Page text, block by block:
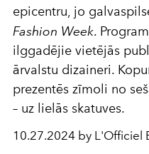
epicentru, jo
Fashion Week.
ilggadējie vietējās
ārvalstu dizaineri.
prezentēs zīmoli no
– uz lielās skatuves.
10.27.2024 by L'Officiel